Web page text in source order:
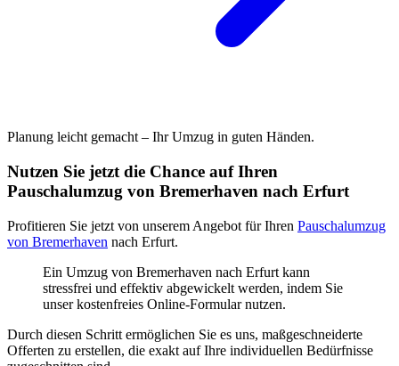
Planung leicht gemacht – Ihr Umzug in guten Händen.
Nutzen Sie jetzt die Chance auf Ihren
Pauschalumzug von Bremerhaven nach Erfurt
Profitieren Sie jetzt von unserem Angebot für Ihren Pauschalumzug
von Bremerhaven nach Erfurt.
Ein Umzug von Bremerhaven nach Erfurt kann
stressfrei und effektiv abgewickelt werden, indem Sie
unser kostenfreies Online-Formular nutzen.
Durch diesen Schritt ermöglichen Sie es uns, maßgeschneiderte
Offerten zu erstellen, die exakt auf Ihre individuellen Bedürfnisse